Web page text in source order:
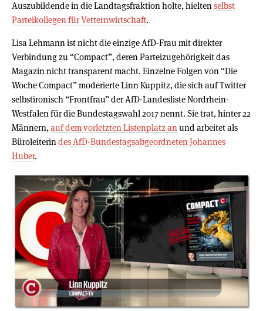
Auszubildende in die Landtagsfraktion holte, hielten selbst
Parteikollegen für Vetternwirtschaft.
Lisa Lehmann ist nicht die einzige AfD-Frau mit direkter
Verbindung zu “Compact”, deren Parteizugehörigkeit das
Magazin nicht transparent macht. Einzelne Folgen von “Die
Woche Compact” moderierte Linn Kuppitz, die sich auf Twitter
selbstironisch “Frontfrau” der AfD-Landesliste Nordrhein-
Westfalen für die Bundestagswahl 2017 nennt. Sie trat, hinter 22
Männern, auf dem vorletzten Listenplatz an und arbeitet als
Büroleiterin des AfD-Bundestagsabgeordneten Johannes
Huber.